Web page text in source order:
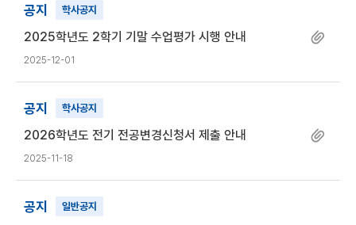
공지 학사공지
2025학년도 2학기 기말 수업평가 시행 안내
2025-12-01
공지 학사공지
2026학년도 전기 전공변경신청서 제출 안내
2025-11-18
공지 일반공지